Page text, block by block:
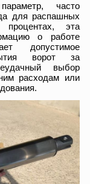
часто
для распашных
эта
о работе
допустимое
ворот за
выбор
расходам или